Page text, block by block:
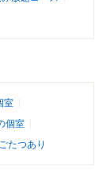
室
個室
たつあり